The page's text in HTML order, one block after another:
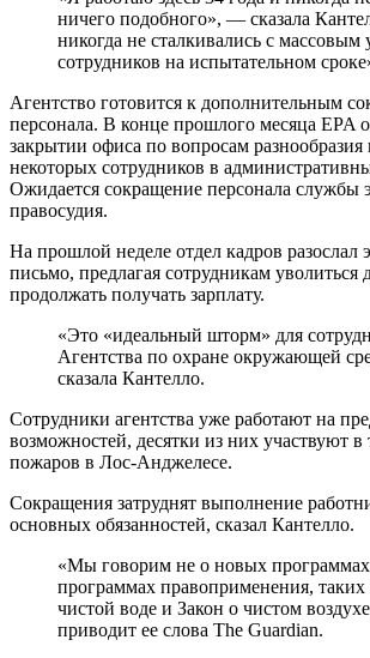
ничего подобного», — сказала
никогда не сталкивались с массовым
сотрудников на испытательном
Агентство готовится к дополнительным
персонала. В конце прошлого месяца EPA
закрытии офиса по вопросам разнообразия
некоторых сотрудников в
Ожидается сокращение персонала службы
правосудия.
На прошлой неделе отдел кадров разослал
письмо, предлагая сотрудникам уволиться
продолжать получать зарплату.
«Это «идеальный шторм» для
Агентства по охране окружающей
сказала Кантелло.
Сотрудники агентства уже работают на
возможностей, десятки из них участвуют
пожаров в Лос-Анджелесе.
Сокращения затруднят выполнение
основных обязанностей, сказал Кантелло.
«Мы говорим не о новых
программах правоприменения, таких
чистой воде и Закон о чистом
приводит ее слова The Guardian.